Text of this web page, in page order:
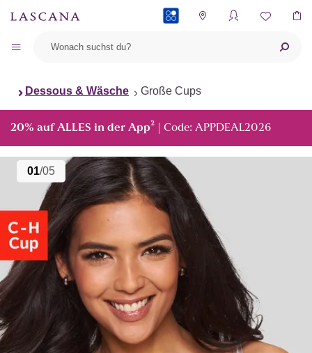
Dessous & Wäsche Große Cups
20% auf ALLES in der App² | Code: APPDEAL2026
01/05